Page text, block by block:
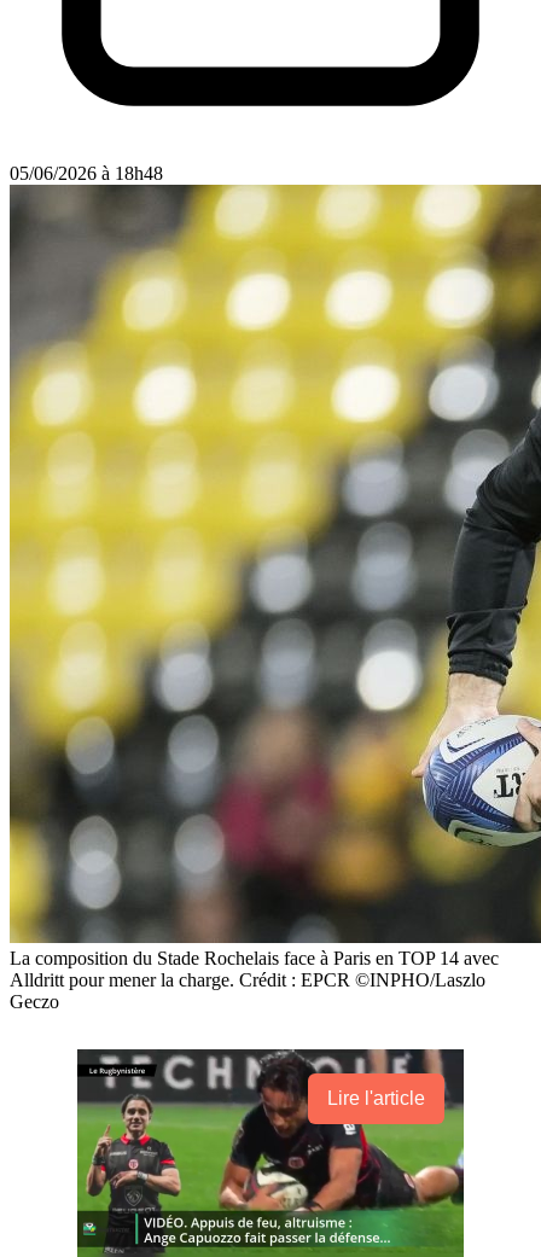
05/06/2026 à 18h48
La composition du Stade Rochelais face à Paris en TOP 14 avec
Alldritt pour mener la charge. Crédit : EPCR ©INPHO/Laszlo
Geczo
Lire l'article